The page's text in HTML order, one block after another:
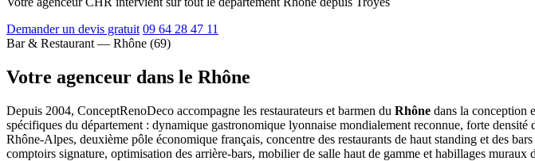
Demander un devis gratuit 09 64 28 47 11
Bar & Restaurant — Rhône (69)
Votre agenceur dans le Rhône
Depuis 2004, ConceptRenoDeco accompagne les restaurateurs et barmen du Rhône dans la conception
spécifiques du département : dynamique gastronomique lyonnaise mondialement reconnue, forte
Rhône-Alpes, deuxième pôle économique français, concentre des restaurants de haut standing et des
comptoirs signature, optimisation des arrière-bars, mobilier de salle haut de gamme et habillages muraux